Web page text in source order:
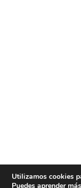
Utilizamos cookies
Puedes aprender